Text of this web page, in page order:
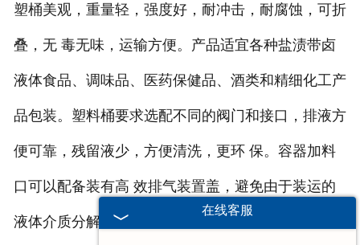
塑桶美观，重量轻，强度好，耐冲击，耐腐蚀，可折
叠，无 毒无味，运输方便。产品适宜各种盐渍带卤
液体食品、调味品、医药保健品、酒类和精细化工产
品包装。塑料桶要求选配不同的阀门和接口，排液方
便可靠，残留液少，方便清洗，更环 保。容器加料
口可以配备装有高 效排气装置盖，避免由于装运的
液体介质分解或蒸发所造成的超压状况，确保安全。
在线客服